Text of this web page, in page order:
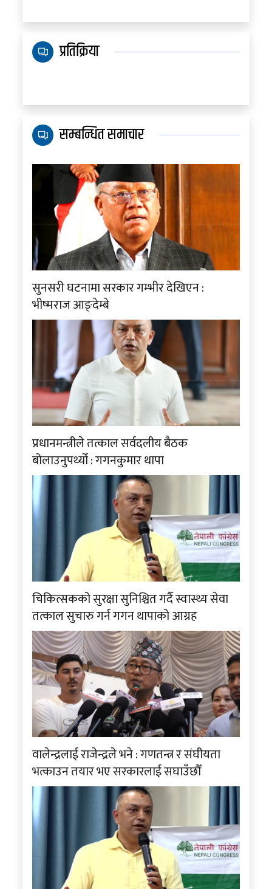
प्रतिक्रिया
सम्बन्धित समाचार
सुनसरी घटनामा सरकार गम्भीर देखिएन :
भीष्मराज आङ्देम्बे
प्रधानमन्त्रीले तत्काल सर्वदलीय बैठक
बोलाउनुपर्थ्यो : गगनकुमार थापा
चिकित्सकको सुरक्षा सुनिश्चित गर्दै स्वास्थ्य सेवा
तत्काल सुचारु गर्न गगन थापाको आग्रह
वालेन्द्रलाई राजेन्द्रले भने : गणतन्त्र र संघीयता
भत्काउन तयार भए सरकारलाई सघाउँछौँ